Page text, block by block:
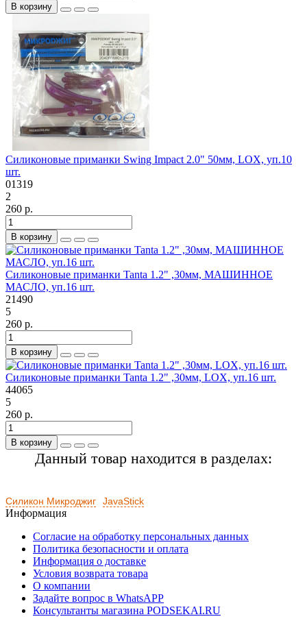
В корзину
Силиконовые приманки Swing Impact 2.0" 50мм, LOX, уп.10
шт.
01319
2
260 р.
В корзину
Силиконовые приманки Tanta 1.2" ,30мм, МАШИННОЕ
МАСЛО, уп.16 шт.
21490
5
260 р.
В корзину
Силиконовые приманки Tanta 1.2" ,30мм, LOX, уп.16 шт.
44065
5
260 р.
В корзину
Данный товар находится в разделах:
Силикон Микроджиг JavaStick
Информация
Согласие на обработку персональных данных
Политика безопасности и оплата
Информация о доставке
Условия возврата товара
О компании
Задайте вопрос в WhatsAPP
Консультанты магазина PODSEKAI.RU